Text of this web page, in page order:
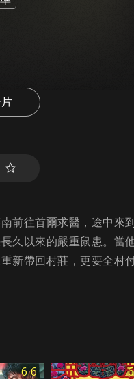
前往首爾求醫，途中來
久以來的嚴重鼠患。當
新帶回村莊，更要全村
6.6